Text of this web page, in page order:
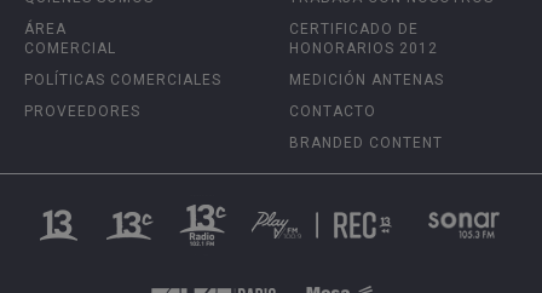
ÁREA
COMERCIAL
POLÍTICAS COMERCIALES
PROVEEDORES
CERTIFICADO DE
HONORARIOS 2012
MEDICIÓN ANTENAS
CONTACTO
BRANDED CONTENT